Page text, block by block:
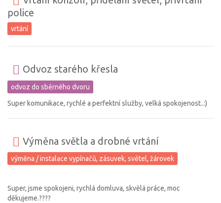
police
vrtání
Odvoz starého křesla
odvoz do sběrného dvoru
Super komunikace, rychlé a perfektní služby, velká spokojenost..:)
Výměna světla a drobné vrtání
výměna / instalace vypínačů, zásuvek, světel, žárovek
Super, jsme spokojeni, rychlá domluva, skvělá práce, moc
děkujeme.????